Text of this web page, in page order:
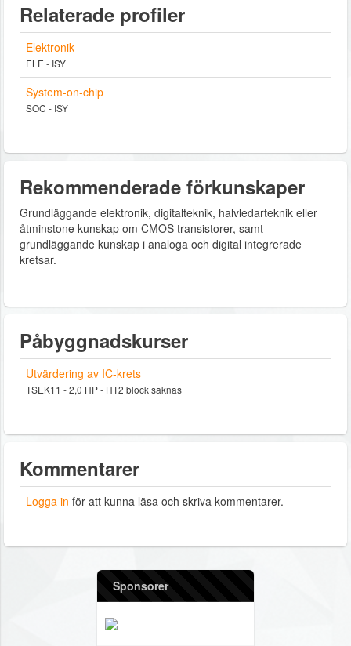
Relaterade profiler
Elektronik
ELE - ISY
System-on-chip
SOC - ISY
Rekommenderade förkunskaper
Grundläggande elektronik, digitalteknik, halvledarteknik eller
åtminstone kunskap om CMOS transistorer, samt
grundläggande kunskap i analoga och digital integrerade
kretsar.
Påbyggnadskurser
Utvärdering av IC-krets
TSEK11 - 2,0 HP - HT2 block saknas
Kommentarer
Logga in för att kunna läsa och skriva kommentarer.
Sponsorer